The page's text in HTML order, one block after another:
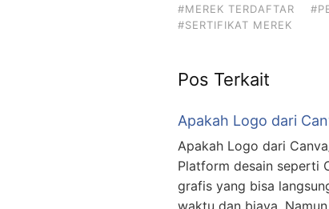
#MEREK TERDAFTAR
#SERTIFIKAT MEREK
Pos Terkait
Apakah Logo dari
Apakah Logo dari
Platform desain seperti
grafis yang bisa
waktu dan biaya.